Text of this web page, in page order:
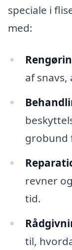
speciale i
med:
af snavs,
grobund
revner
tid.
til,